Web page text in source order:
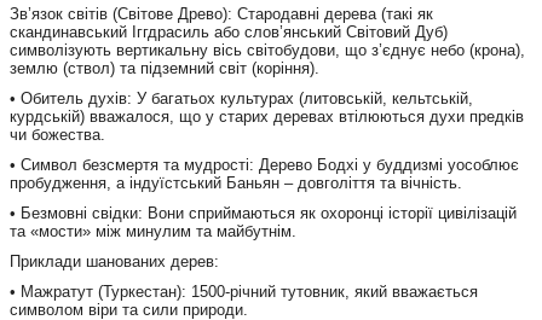
Зв’язок світів (Світове Древо): Стародавні дерева (такі як
скандинавський Іггдрасиль або слов’янський Світовий Дуб)
символізують вертикальну вісь світобудови, що з’єднує небо (крона),
землю (ствол) та підземний світ (коріння).
• Обитель духів: У багатьох культурах (литовській, кельтській,
курдській) вважалося, що у старих деревах втілюються духи предків
чи божества.
• Символ безсмертя та мудрості: Дерево Бодхі у буддизмі уособлює
пробудження, а індуїстський Баньян – довголіття та вічність.
• Безмовні свідки: Вони сприймаються як охоронці історії цивілізацій
та «мости» між минулим та майбутнім.
Приклади шанованих дерев:
• Мажратут (Туркестан): 1500-річний тутовник, який вважається
символом віри та сили природи.